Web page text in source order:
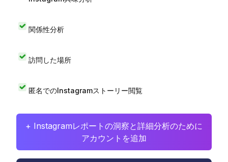
関係性分析
訪問した場所
匿名でのInstagramストーリー閲覧
+ Instagramレポートの洞察と詳細分析のために
アカウントを追加